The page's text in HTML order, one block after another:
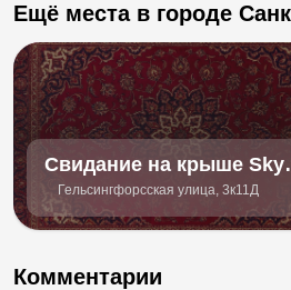
Ещё места в городе
Свидание на крыше Sky
Love
Гельсингфорсская улица, 3к11Д
Комментарии